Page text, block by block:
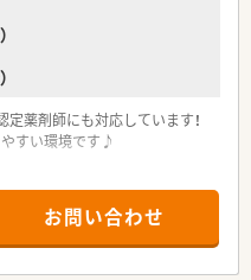
薬剤師にも対応しています！
すい環境です♪
お問い合わせ